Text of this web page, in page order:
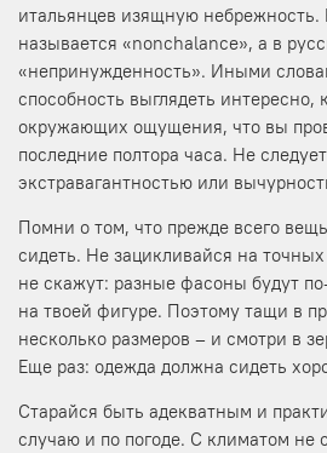
итальянцев изящную небрежность.
называется «nonchalance», а в
«непринужденность». Иными
способность выглядеть
окружающих ощущения, что вы
последние полтора часа. Не
экстравагантностью или
Помни о том, что прежде всего
сидеть. Не зацикливайся на
не скажут: разные фасоны будут
на твоей фигуре. Поэтому тащи в
несколько размеров – и смотри в
Еще раз: одежда должна сидеть
Старайся быть адекватным и
случаю и по погоде. С климатом не